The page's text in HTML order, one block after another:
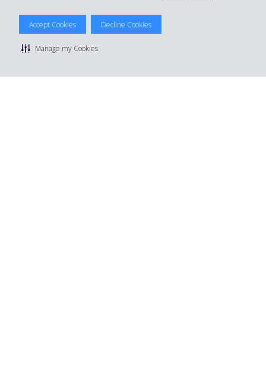
Accept Cookies Decline Cookies
Manage my Cookies
© 2026 The Hertz System, Inc.
Politique de confidentialité | Conditions d'utilisation du site
Conditions de location
Gérer mes cookies